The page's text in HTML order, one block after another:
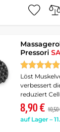
Pressori
Löst
verbessert
reduziert
8,90 € 10,50
auf Lager –